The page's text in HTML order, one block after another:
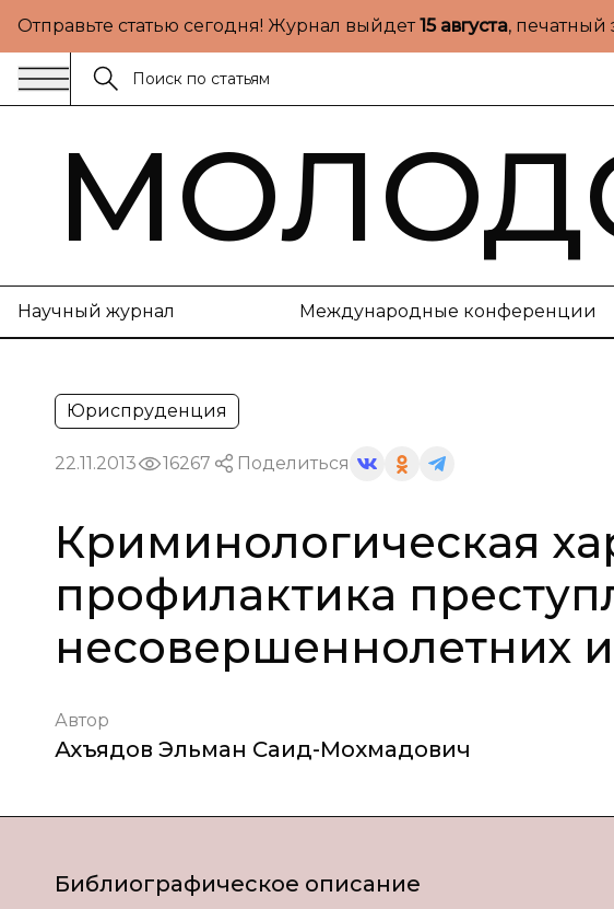
Отправьте статью сегодня! Журнал выйдет15 августа, печатный
Научный журнал Международные конференции
Юриспруденция
22.11.2013 16267 Поделиться
Криминологическая
профилактика
несовершеннолетних
Автор
Ахъядов Эльман Саид-Мохмадович
Библиографическое описание